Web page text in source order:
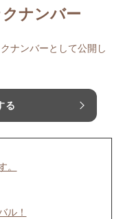
ナンバー
ナンバーとして公開し
る
。
ル！